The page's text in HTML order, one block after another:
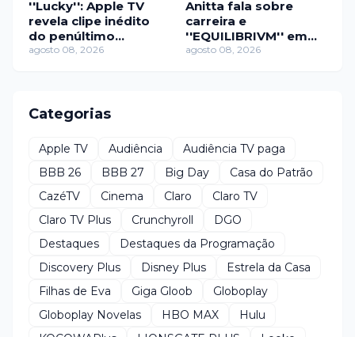
''Lucky'': Apple TV
revela clipe inédito
do penúltimo
episódio da
agosto 08, 2026
Anitta fala sobre
carreira e
''EQUILIBRIVM'' em
especial ao vivo do
agosto 08, 2026
Categorias
Apple TV Audiência
Audiência TV paga
BBB 26
BBB 27 Big Day
Casa do Patrão
CazéTV
Cinema Claro
Claro TV
Claro TV Plus
Crunchyroll
DGO
Destaques
Destaques da Programação
Discovery Plus
Disney Plus
Estrela da Casa
Filhas de Eva
Giga Gloob
Globoplay
Globoplay Novelas
HBO MAX
Hulu